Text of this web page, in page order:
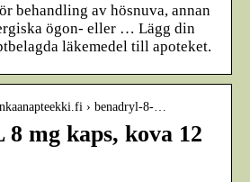
behandling av hösnuva, annan
ögon- eller … Lägg din
läkemedel till apoteket.
› benadryl-8-…
mg kaps, kova 12